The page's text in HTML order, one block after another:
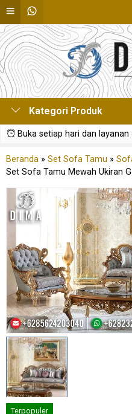
Kategori Produk
Buka setiap hari dan
Beranda » Set Sofa Tamu »
Set Sofa Tamu Mewah Ukiran
Terpopuler